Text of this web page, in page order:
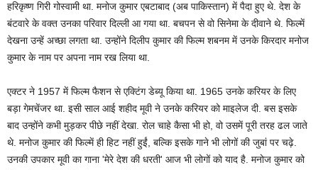
हरिकृष्ण गिरी गोस्वामी था. मनोज कुमार एबटाबाद (अब पाकिस्तान) में पैदा हुए थे. देश के
बंटवारे के वक्त उनका परिवार दिल्ली आ गया था. बचपन से वो सिनेमा के दीवाने थे. फिल्में
देखना उन्हें अच्छा लगता था. उन्होंने दिलीप कुमार की फिल्म शबनम में उनके किरदार मनोज
कुमार के नाम पर अपना नाम रख लिया था.
एक्टर ने 1957 में फिल्म फैशन से एक्टिंग डेब्यू किया था. 1965 उनके करियर के लिए
बड़ा गेमचेंजर था. इसी साल आई शहीद मूवी ने उनके करियर को माइलेज दी. बस इसके
बाद उन्होंने कभी मुड़कर पीछे नहीं देखा. रोल चाहे कैसा भी हो, वो उसमें पूरी तरह ढल जाते
थे. मनोज कुमार की फिल्में ही हिट नहीं हुईं, बल्कि इसके गाने भी लोगों की जुबां पर चढ़े.
उनकी उपकार मूवी का गाना 'मेरे देश की धरती' आज भी लोगों को याद है. मनोज कुमार को